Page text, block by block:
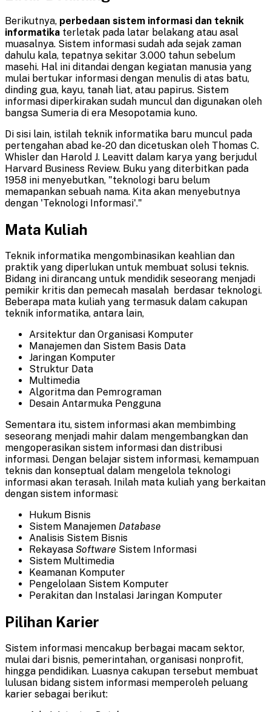
Berikutnya, perbedaan sistem informasi dan teknik
informatika terletak pada latar belakang atau asal
muasalnya. Sistem informasi sudah ada sejak zaman
dahulu kala, tepatnya sekitar 3.000 tahun sebelum
masehi. Hal ini ditandai dengan kegiatan manusia yang
mulai bertukar informasi dengan menulis di atas batu,
dinding gua, kayu, tanah liat, atau papirus. Sistem
informasi diperkirakan sudah muncul dan digunakan oleh
bangsa Sumeria di era Mesopotamia kuno.
Di sisi lain, istilah teknik informatika baru muncul pada
pertengahan abad ke-20 dan dicetuskan oleh Thomas C.
Whisler dan Harold J. Leavitt dalam karya yang berjudul
Harvard Business Review. Buku yang diterbitkan pada
1958 ini menyebutkan, "teknologi baru belum
memapankan sebuah nama. Kita akan menyebutnya
dengan 'Teknologi Informasi'."
Mata Kuliah
Teknik informatika mengombinasikan keahlian dan
praktik yang diperlukan untuk membuat solusi teknis.
Bidang ini dirancang untuk mendidik seseorang menjadi
pemikir kritis dan pemecah masalah berdasar teknologi.
Beberapa mata kuliah yang termasuk dalam cakupan
teknik informatika, antara lain,
Arsitektur dan Organisasi Komputer
Manajemen dan Sistem Basis Data
Jaringan Komputer
Struktur Data
Multimedia
Algoritma dan Pemrograman
Desain Antarmuka Pengguna
Sementara itu, sistem informasi akan membimbing
seseorang menjadi mahir dalam mengembangkan dan
mengoperasikan sistem informasi dan distribusi
informasi. Dengan belajar sistem informasi, kemampuan
teknis dan konseptual dalam mengelola teknologi
informasi akan terasah. Inilah mata kuliah yang berkaitan
dengan sistem informasi:
Hukum Bisnis
Sistem Manajemen Database
Analisis Sistem Bisnis
Rekayasa Software Sistem Informasi
Sistem Multimedia
Keamanan Komputer
Pengelolaan Sistem Komputer
Perakitan dan Instalasi Jaringan Komputer
Pilihan Karier
Sistem informasi mencakup berbagai macam sektor,
mulai dari bisnis, pemerintahan, organisasi nonprofit,
hingga pendidikan. Luasnya cakupan tersebut membuat
lulusan bidang sistem informasi memperoleh peluang
karier sebagai berikut: